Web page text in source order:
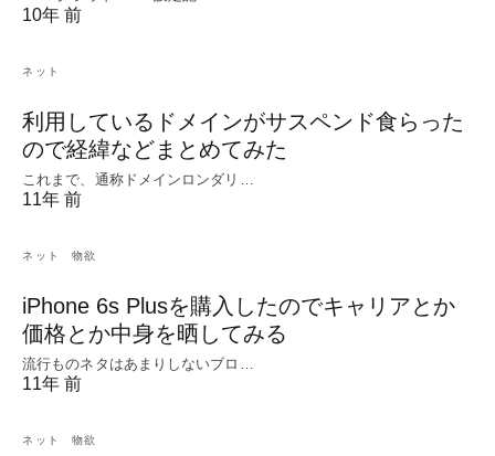
10年 前
ネット
利用しているドメインがサスペンド食らった
ので経緯などまとめてみた
これまで、通称ドメインロンダリ…
11年 前
ネット 物欲
iPhone 6s Plusを購入したのでキャリアとか
価格とか中身を晒してみる
流行ものネタはあまりしないブロ…
11年 前
ネット 物欲